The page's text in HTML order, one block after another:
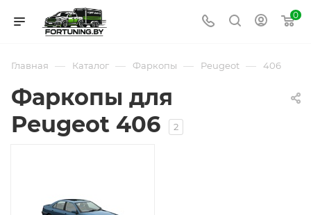
0
Главная — Каталог — Фаркопы — Peugeot — 406
Фаркопы для
Peugeot 406
2